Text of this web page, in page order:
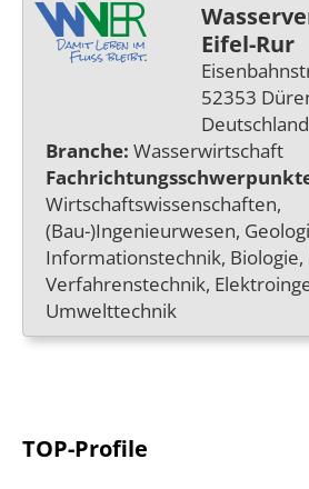
Eifel-Rur
52353
Deutschland
Branche: Wasserwirtschaft
Wirtschaftswissenschaften,
(Bau-)Ingenieurwesen,
Informationstechnik, Biologie,
Verfahrenstechnik,
Umwelttechnik
TOP-Profile